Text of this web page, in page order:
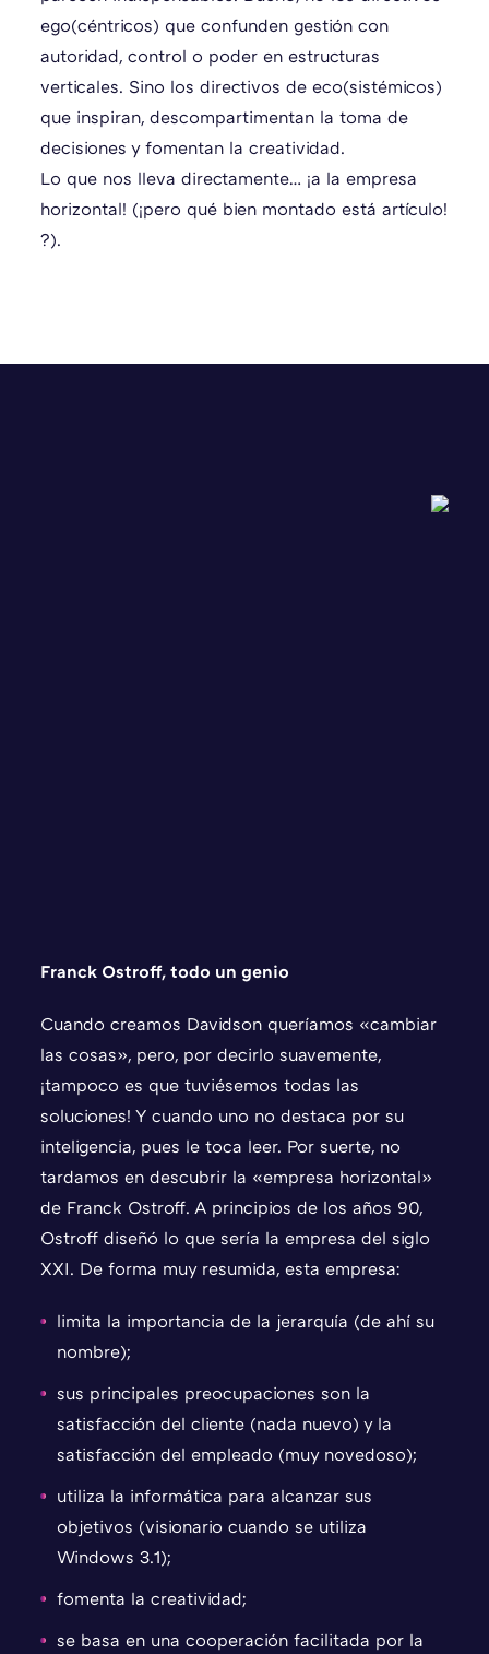
ego(céntricos) que confunden gestión con
autoridad, control o poder en estructuras
verticales. Sino los directivos de eco(sistémicos)
que inspiran, descompartimentan la toma de
decisiones y fomentan la creatividad.
Lo que nos lleva directamente… ¡a la empresa
horizontal! (¡pero qué bien montado está artículo!
?).
Franck Ostroff, todo un genio
Cuando creamos Davidson queríamos «cambiar
las cosas», pero, por decirlo suavemente,
¡tampoco es que tuviésemos todas las
soluciones! Y cuando uno no destaca por su
inteligencia, pues le toca leer. Por suerte, no
tardamos en descubrir la «empresa horizontal»
de Franck Ostroff. A principios de los años 90,
Ostroff diseñó lo que sería la empresa del siglo
XXI. De forma muy resumida, esta empresa:
limita la importancia de la jerarquía (de ahí su
nombre);
sus principales preocupaciones son la
satisfacción del cliente (nada nuevo) y la
satisfacción del empleado (muy novedoso);
utiliza la informática para alcanzar sus
objetivos (visionario cuando se utiliza
Windows 3.1);
fomenta la creatividad;
se basa en una cooperación facilitada por la